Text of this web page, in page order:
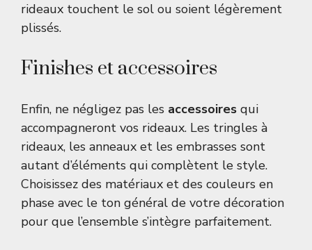
rideaux touchent le sol ou soient légèrement
plissés.
Finishes et accessoires
Enfin, ne négligez pas les accessoires qui
accompagneront vos rideaux. Les tringles à
rideaux, les anneaux et les embrasses sont
autant d’éléments qui complètent le style.
Choisissez des matériaux et des couleurs en
phase avec le ton général de votre décoration
pour que l’ensemble s’intègre parfaitement.